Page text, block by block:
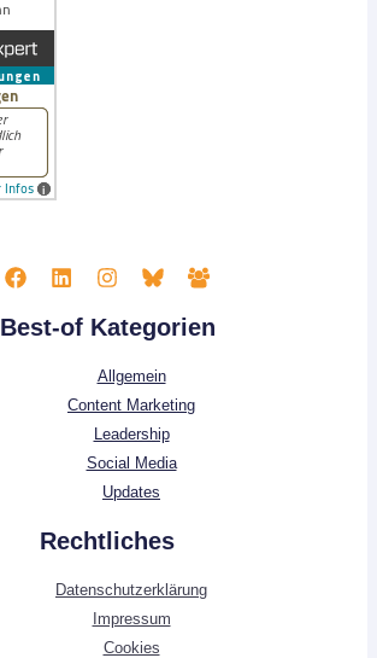
Best-of Kategorien
Allgemein
Content Marketing
Leadership
Social Media
Updates
Rechtliches
Datenschutzerklärung
Impressum
Cookies